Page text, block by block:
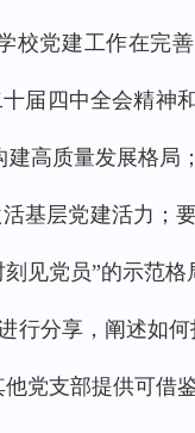
校党建工作在完
届四中全会精神
高质量发展格局
基层党建活力；
见党员”的示范格
行分享，阐述如
党支部提供可借鉴